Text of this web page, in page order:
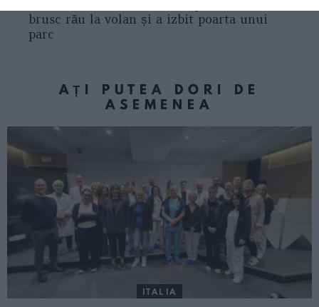
brusc rău la volan și a izbit poarta unui
parc
AȚI PUTEA DORI DE
ASEMENEA
ITALIA